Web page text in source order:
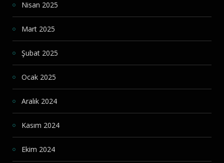
Nisan 2025
Mart 2025
Şubat 2025
Ocak 2025
Aralık 2024
Kasım 2024
Ekim 2024